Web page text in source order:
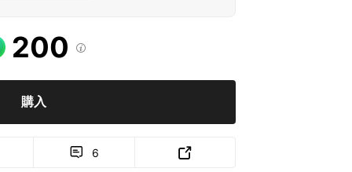
200 
購入
 6 